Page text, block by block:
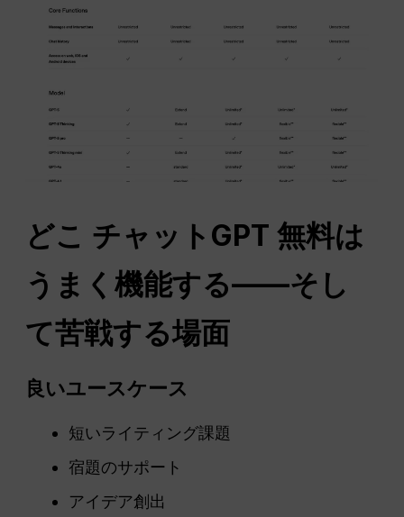
どこ チャットGPT 無料は
うまく機能する——そし
て苦戦する場面
良いユースケース
短いライティング課題
宿題のサポート
アイデア創出